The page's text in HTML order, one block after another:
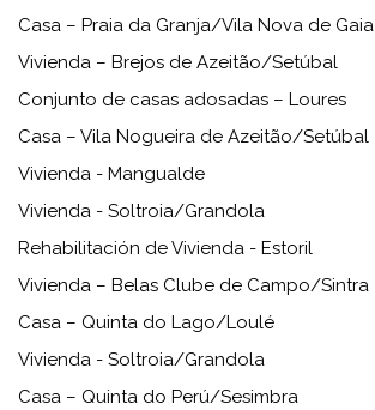
Casa – Praia da Granja/Vila Nova de Gaia
Vivienda – Brejos de Azeitão/Setúbal
Conjunto de casas adosadas – Loures
Casa – Vila Nogueira de Azeitão/Setúbal
Vivienda - Mangualde
Vivienda - Soltroia/Grandola
Rehabilitación de Vivienda - Estoril
Vivienda – Belas Clube de Campo/Sintra
Casa – Quinta do Lago/Loulé
Vivienda - Soltroia/Grandola
Casa – Quinta do Perú/Sesimbra